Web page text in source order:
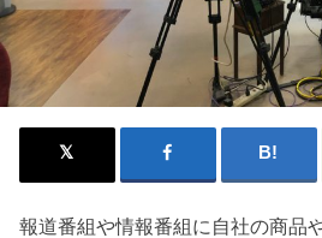
報道番組や情報番組に自社の商品